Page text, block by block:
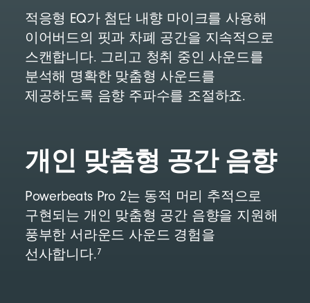
적응형 EQ가 첨단 내향 마이크를 사용해
이어버드의 핏과 차폐 공간을 지속적으로
스캔합니다. 그리고 청취 중인 사운드를
분석해 명확한 맞춤형 사운드를
제공하도록 음향 주파수를 조절하죠.
개인 맞춤형 공간 음향
Powerbeats Pro 2는 동적 머리 추적으로
구현되는 개인 맞춤형 공간 음향을 지원해
풍부한 서라운드 사운드 경험을
선사합니다.7